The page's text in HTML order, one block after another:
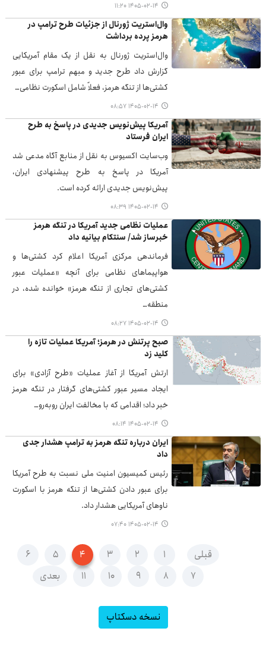
۱۴۰۵-۰۲-۱۴ ۱۱:۲۰
وال‌استریت ژورنال از جزئیات طرح ترامپ در
هرمز پرده برداشت
وال‌استریت ژورنال به نقل از یک مقام آمریکایی
گزارش داد طرح جدید و مبهم ترامپ برای عبور
کشتی‌ها از تنگه هرمز، فعلاً شامل اسکورت نظامی…
۱۴۰۵-۰۲-۱۴ ۰۸:۵۷
آمریکا پیش‌نویس جدیدی در پاسخ به طرح
ایران فرستاد
وب‌سایت اکسیوس به نقل از منابع آگاه مدعی شد
آمریکا در پاسخ به طرح پیشنهادی ایران،
پیش‌نویس جدیدی ارائه کرده است.
۱۴۰۵-۰۲-۱۴ ۰۸:۳۹
عملیات نظامی جدید آمریکا در تنگه هرمز
خبرساز شد/ سنتکام بیانیه داد
فرماندهی مرکزی آمریکا اعلام کرد کشتی‌ها و
هواپیماهای نظامی برای آنچه «عملیات عبور
کشتی‌های تجاری از تنگه هرمز» خوانده شده، در
منطقه…
۱۴۰۵-۰۲-۱۴ ۰۸:۲۷
صبح پرتنش در هرمز؛ آمریکا عملیات تازه را
کلید زد
ارتش آمریکا از آغاز عملیات «طرح آزادی» برای
ایجاد مسیر عبور کشتی‌های گرفتار در تنگه هرمز
خبر داد؛ اقدامی که با مخالفت ایران روبه‌رو…
۱۴۰۵-۰۲-۱۴ ۰۸:۱۴
ایران درباره تنگه هرمز به ترامپ هشدار جدی
داد
رئیس کمیسیون امنیت ملی نسبت به طرح آمریکا
برای عبور دادن کشتی‌ها از تنگه هرمز با اسکورت
ناوهای آمریکایی هشدار داد.
۱۴۰۵-۰۲-۱۴ ۰۷:۴۰
قبلی ۱ ۲ ۳ ۴ ۵
۶
۷
۸ ۹ ۱۰ ۱۱ بعدی
نسخه دسکتاپ